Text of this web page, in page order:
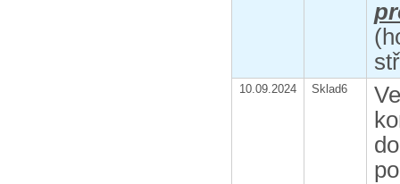
10.09.2024 Sklad6